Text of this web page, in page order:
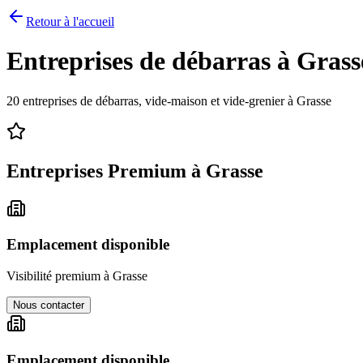
Retour à l'accueil
Entreprises de débarras à
20 entreprises de débarras, vide-maison et vide-grenier à Grasse
Entreprises Premium à Grasse
Emplacement disponible
Visibilité premium à Grasse
Nous contacter